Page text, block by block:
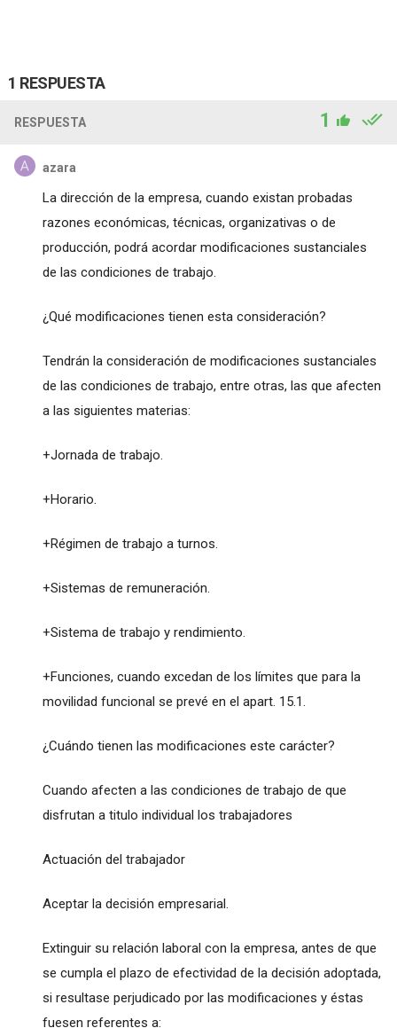
1 RESPUESTA
RESPUESTA 1
azara
La dirección de la empresa, cuando existan probadas
razones económicas, técnicas, organizativas o de
producción, podrá acordar modificaciones sustanciales
de las condiciones de trabajo.
¿Qué modificaciones tienen esta consideración?
Tendrán la consideración de modificaciones sustanciales
de las condiciones de trabajo, entre otras, las que afecten
a las siguientes materias:
+Jornada de trabajo.
+Horario.
+Régimen de trabajo a turnos.
+Sistemas de remuneración.
+Sistema de trabajo y rendimiento.
+Funciones, cuando excedan de los límites que para la
movilidad funcional se prevé en el apart. 15.1.
¿Cuándo tienen las modificaciones este carácter?
Cuando afecten a las condiciones de trabajo de que
disfrutan a titulo individual los trabajadores
Actuación del trabajador
Aceptar la decisión empresarial.
Extinguir su relación laboral con la empresa, antes de que
se cumpla el plazo de efectividad de la decisión adoptada,
si resultase perjudicado por las modificaciones y éstas
fuesen referentes a: